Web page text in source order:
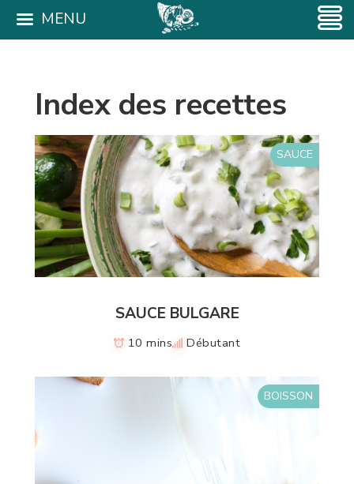
Index des recettes
SAUCE
SAUCE BULGARE
10 mins Débutant
BOISSON
MENU